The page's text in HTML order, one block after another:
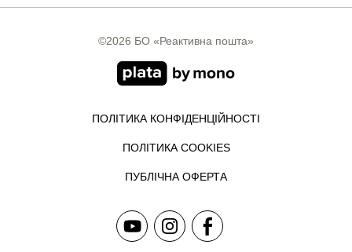
©2026 БО «Реактивна пошта»
ПОЛІТИКА КОНФІДЕНЦІЙНОСТІ
ПОЛІТИКА COOKIES
ПУБЛІЧНА ОФЕРТА